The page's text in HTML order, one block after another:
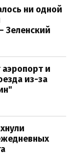
ни одной
Зеленский
и
из-за